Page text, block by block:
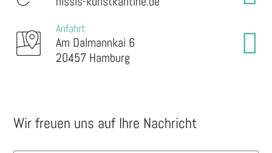
Anfahrt
Am Dalmannkai 6
20457 Hamburg
Wir freuen uns auf Ihre Nachricht